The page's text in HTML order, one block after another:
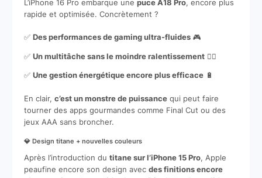
L’iPhone 16 Pro embarque une puce A18 Pro, encore plus
rapide et optimisée. Concrètement ?
✅ Des performances de gaming ultra-fluides🎮
✅ Un multitâche sans le moindre ralentissement🏃‍♂️
✅ Une gestion énergétique encore plus efficace🔋
En clair, c’est un monstre de puissancequi peut faire
tourner des apps gourmandes comme Final Cut ou des
jeux AAA sans broncher.
💎 Design titane + nouvelles couleurs
Après l’introduction du titane sur l’iPhone 15 Pro, Apple
peaufine encore son design avec des finitions encore